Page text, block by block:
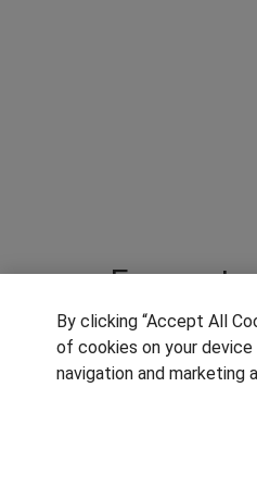
Los titulados en
informática
mecánica de
By clicking “Accept All
of cookies on your
navigation and marketing